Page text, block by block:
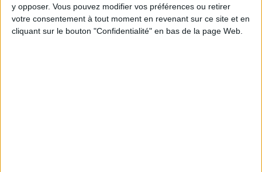
y opposer. Vous pouvez modifier vos préférences ou retirer
votre consentement à tout moment en revenant sur ce site et en
cliquant sur le bouton "Confidentialité" en bas de la page Web.
LES SPF 50 QUI DONNENT ENVIE DE SE TARTINER